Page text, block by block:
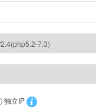
独立IP